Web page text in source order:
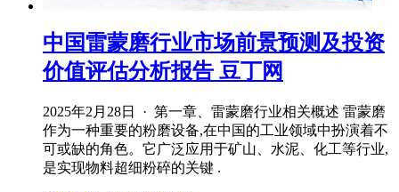
中国雷蒙磨行业市场前景预测及投资
价值评估分析报告 豆丁网
2025年2月28日 · 第一章、雷蒙磨行业相关概述 雷蒙磨
作为一种重要的粉磨设备,在中国的工业领域中扮演着不
可或缺的角色。它广泛应用于矿山、水泥、化工等行业,
是实现物料超细粉碎的关键 .